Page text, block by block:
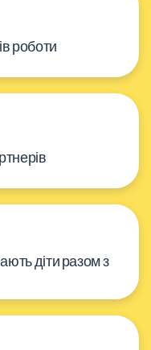
роботи
діти разом з